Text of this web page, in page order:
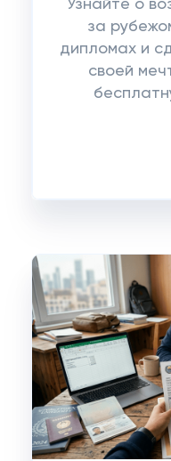
Узнайте о
за
дипломах и
своей